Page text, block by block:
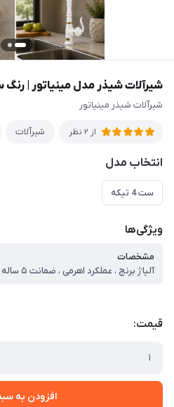
شیرآلات شیذر مدل مینیاتور | رنگ
شیرآلات شیذر مینیاتور
از 2 نظر شیرآلات
انتخاب مدل
ست 4 تیکه
ویژگی‌ها
مشخصات
آلیاژ برنج ، عملکرد اهرمی ، ضمانت ۵ ساله
قیمت:
افزودن به